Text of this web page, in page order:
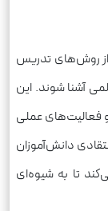
از روش‌های تدریس
آشنا شوند. این
فعالیت‌های عملی
دانش‌آموزان
تا به شیوه‌ای